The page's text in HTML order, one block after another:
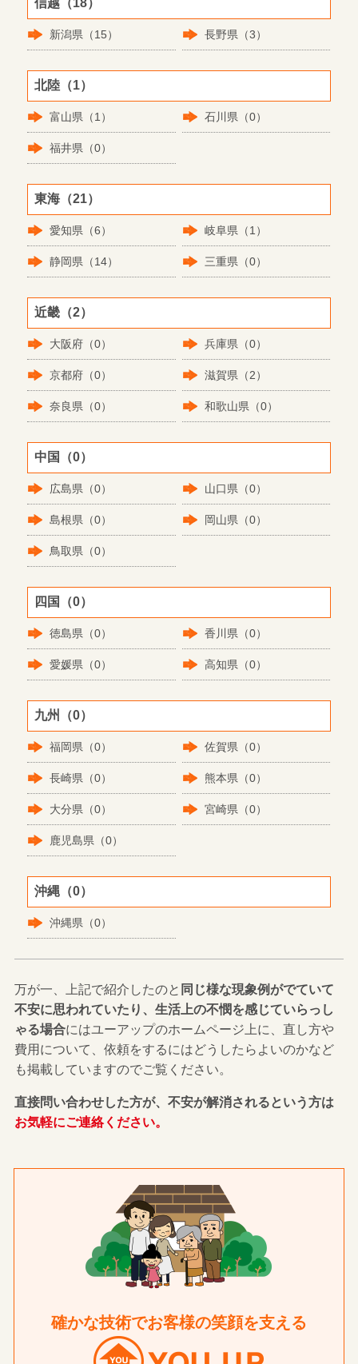
信越（18）
新潟県（15） 長野県（3）
北陸（1）
富山県（1） 石川県（0）
福井県（0）
東海（21）
愛知県（6） 岐阜県（1）
静岡県（14） 三重県（0）
近畿（2）
大阪府（0） 兵庫県（0）
京都府（0） 滋賀県（2）
奈良県（0） 和歌山県（0）
中国（0）
広島県（0） 山口県（0）
島根県（0） 岡山県（0）
鳥取県（0）
四国（0）
徳島県（0） 香川県（0）
愛媛県（0） 高知県（0）
九州（0）
福岡県（0） 佐賀県（0）
長崎県（0） 熊本県（0）
大分県（0） 宮崎県（0）
鹿児島県（0）
沖縄（0）
沖縄県（0）
万が一、上記で紹介したのと 同じ様な現象例がでていて
不安に思われていたり、生活上の不憫を感じていらっし
ゃる場合にはユーアップのホームページ上に、直し方や
費用について、依頼をするにはどうしたらよいのかなど
も掲載していますのでご覧ください。
直接問い合わせした方が、不安が解消されるという方は
お気軽にご連絡ください。
確かな技術でお客様の笑顔を支える